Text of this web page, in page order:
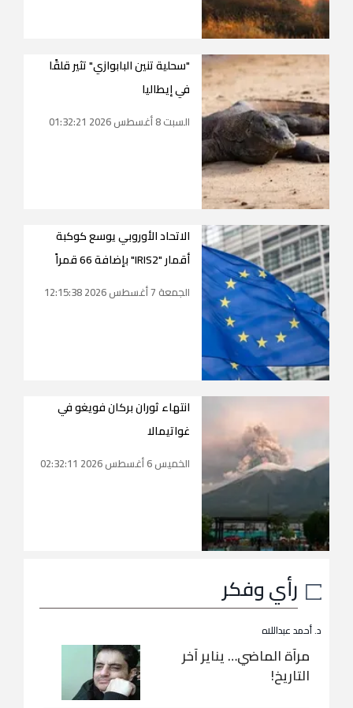
"سحلية تنين البابوازي" تثير قلقًا
في إيطاليا
السبت 8 أغسطس 2026 01:32:21
الاتحاد الأوروبي يوسع كوكبة
أقمار "IRIS2" بإضافة 66 قمراً
الجمعة 7 أغسطس 2026 12:15:38
انتهاء ثوران بركان فويغو في
غواتيمالا
الخميس 6 أغسطس 2026 02:32:11
رأي وفكر
د. أحمد عبداللاه
مرآة الماضي… يناير آخر
التاريخ!